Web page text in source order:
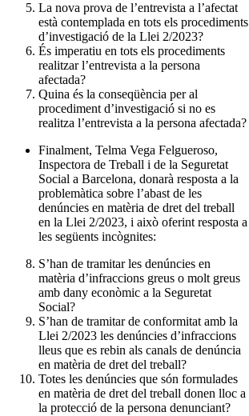
La nova prova de l’entrevista a l’afectat
està contemplada en tots els procediments
d’investigació de la Llei 2/2023?
És imperatiu en tots els procediments
realitzar l’entrevista a la persona
afectada?
Quina és la conseqüència per al
procediment d’investigació si no es
realitza l’entrevista a la persona afectada?
Finalment, Telma Vega Felgueroso,
Inspectora de Treball i de la Seguretat
Social a Barcelona, donarà resposta a la
problemàtica sobre l’abast de les
denúncies en matèria de dret del treball
en la Llei 2/2023, i això oferint resposta a
les següents incògnites:
S’han de tramitar les denúncies en
matèria d’infraccions greus o molt greus
amb dany econòmic a la Seguretat
Social?
S’han de tramitar de conformitat amb la
Llei 2/2023 les denúncies d’infraccions
lleus que es rebin als canals de denúncia
en matèria de dret del treball?
Totes les denúncies que són formulades
en matèria de dret del treball donen lloc a
la protecció de la persona denunciant?